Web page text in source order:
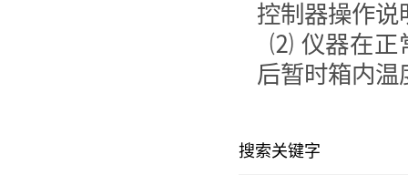
控制器操作说
⑵ 仪器在正
后暂时箱内温
搜索关键字